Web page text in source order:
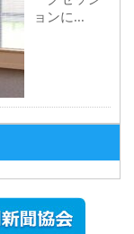
ョンに...
ォトスポッ
ト （8...